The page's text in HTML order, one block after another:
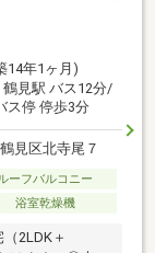
14年1ヶ月)
鶴見駅 バス12分/
ス停 停歩3分
見区北寺尾７
ーフバルコニー
浴室乾燥機
2LDK＋